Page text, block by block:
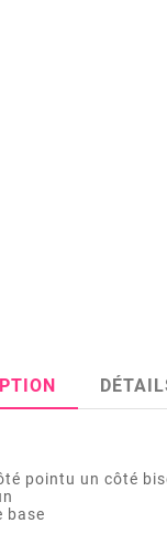
pointu un côté
base